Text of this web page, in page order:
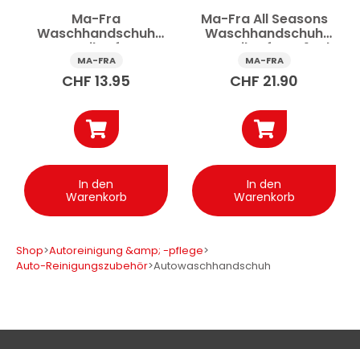
Ma-Fra
Waschhandschuh
Auto Mikrofaser
Double Face 1 Stk
MA-FRA
CHF 13.95
In den
Warenkorb
Ma-Fra All Seasons
Waschhandschuh
Auto Mikrofaser 1 Stk
MA-FRA
CHF 21.90
In den
Warenkorb
Shop>Autoreinigung &amp; -pflege>
Auto-Reinigungszubehör>Autowaschhandschuh